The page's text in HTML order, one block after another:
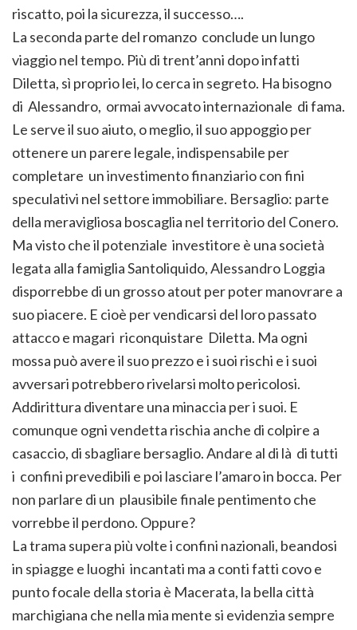
riscatto, poi la sicurezza, il successo….
La seconda parte del romanzo conclude un lungo
viaggio nel tempo. Più di trent’anni dopo infatti
Diletta, sì proprio lei, lo cerca in segreto. Ha bisogno
di Alessandro, ormai avvocato internazionale di fama.
Le serve il suo aiuto, o meglio, il suo appoggio per
ottenere un parere legale, indispensabile per
completare un investimento finanziario con fini
speculativi nel settore immobiliare. Bersaglio: parte
della meravigliosa boscaglia nel territorio del Conero.
Ma visto che il potenziale investitore è una società
legata alla famiglia Santoliquido, Alessandro Loggia
disporrebbe di un grosso atout per poter manovrare a
suo piacere. E cioè per vendicarsi del loro passato
attacco e magari riconquistare Diletta. Ma ogni
mossa può avere il suo prezzo e i suoi rischi e i suoi
avversari potrebbero rivelarsi molto pericolosi.
Addirittura diventare una minaccia per i suoi. E
comunque ogni vendetta rischia anche di colpire a
casaccio, di sbagliare bersaglio. Andare al di là di tutti
i confini prevedibili e poi lasciare l’amaro in bocca. Per
non parlare di un plausibile finale pentimento che
vorrebbe il perdono. Oppure?
La trama supera più volte i confini nazionali, beandosi
in spiagge e luoghi incantati ma a conti fatti covo e
punto focale della storia è Macerata, la bella città
marchigiana che nella mia mente si evidenzia sempre